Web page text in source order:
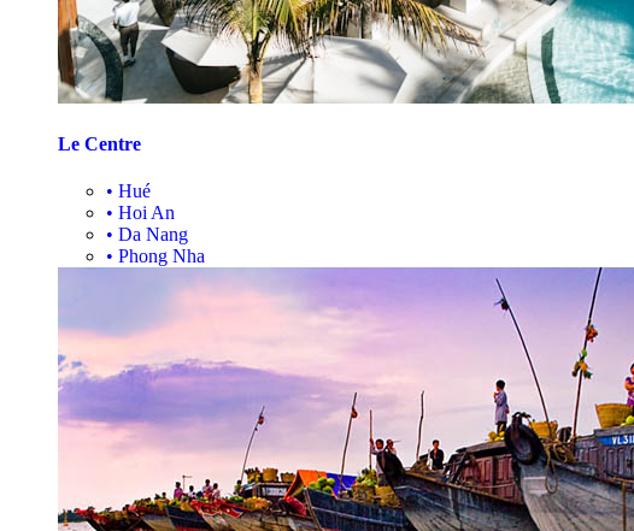
Le Centre
• Hué
• Hoi An
• Da Nang
• Phong Nha